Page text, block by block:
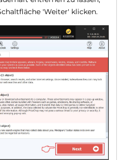
'Weiter' klicken.